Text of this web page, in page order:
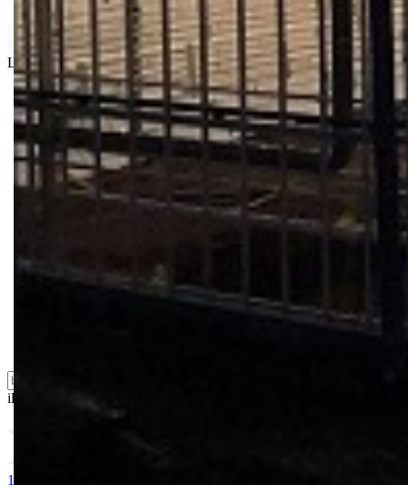
Isporuka Info
Limit za porudžbinu je500.00 dinara za isporuku na teritoriji Srbije.
Bio priča
Biostimulacija
Dezinfekcija
Feromoni i klopke
Folije i agrotekstili
Sredstva za ishranu biljaka
Sredstva za zaštitu biljaka
ili probajte naprednu:
1. MAGNEZIJUM SULFAT 25kg